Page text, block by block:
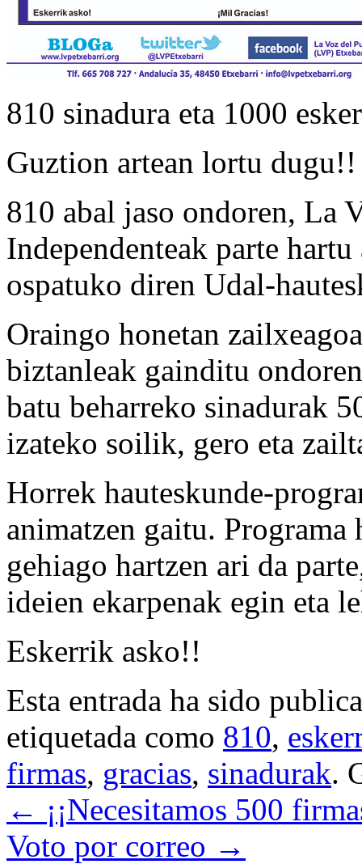
810 sinadura eta 1000
Guztion artean lortu dugu!!
810 abal jaso ondoren, La
Independenteak parte
ospatuko diren Udal-
Oraingo honetan
biztanleak gainditu
batu beharreko sinadurak
izateko soilik, gero eta
Horrek hauteskunde-
animatzen gaitu.
gehiago hartzen ari da
ideien ekarpenak egin eta
Eskerrik asko!!
Esta entrada ha sido
etiquetada como 810,
firmas, gracias, sinadurak.
← ¡¡Necesitamos 500
Voto por correo →